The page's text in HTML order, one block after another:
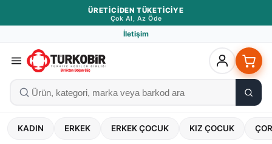
ÜRETICIDEN TÜKETICIYE
Çok Al, Az Öde
İletişim
KADIN ERKEK ERKEK ÇOCUK KIZ ÇOCUK